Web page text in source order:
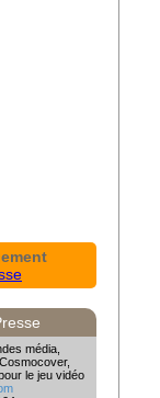
média,
le jeu vidéo